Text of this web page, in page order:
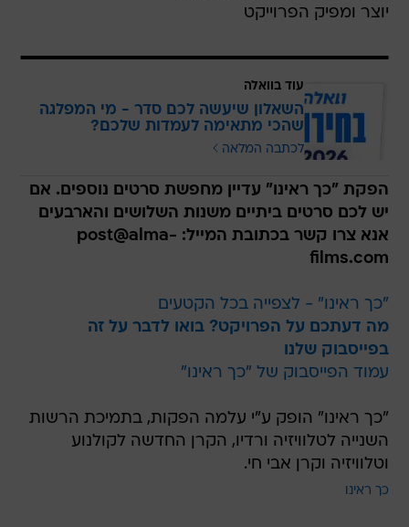
יוצר ומפיק הפרוייקט
עוד בוואלה
השאלון שיעשה לכם סדר - מי המפלגה
שהכי מתאימה לעמדות שלכם?
לכתבה המלאה
הפקת "כך ראינו" עדיין מחפשת סרטים נוספים. אם
יש לכם סרטים ביתיים משנות השלושים והארבעים
אנא צרו קשר בכתובת המייל: post@alma-
films.com
"כך ראינו" - לצפייה בכל הקטעים
מה דעתכם על הפרויקט? בואו לדבר על זה
בפייסבוק שלנו
עמוד הפייסבוק של "כך ראינו"
"כך ראינו" הופק ע"י עלמה הפקות, בתמיכת הרשות
השנייה לטלוויזיה ורדיו, הקרן החדשה לקולנוע
וטלוויזיה וקרן אבי חי.
כך ראינו